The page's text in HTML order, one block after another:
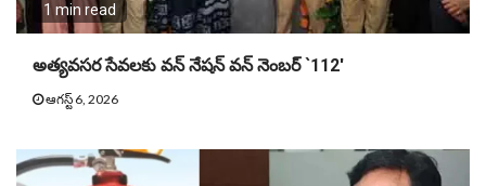
1 min read
అత్యవసర సేవలకు వన్ నేషన్ వన్ నెంబర్ `112′
ఆగస్ట్ 6, 2026